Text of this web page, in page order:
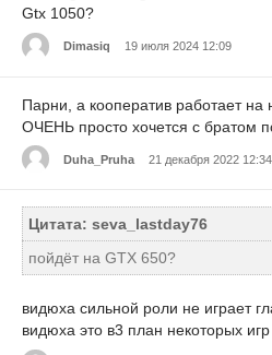
Gtx 1050?
Dimasiq 19 июля 2024 12:09
Парни, а кооператив работает на
ОЧЕНЬ просто хочется с братом
Duha_Pruha 21 декабря 2022 12:34
Цитата: seva_lastday76
пойдёт на GTX 650?
видюха сильной роли не играет
видюха это в3 план некоторых